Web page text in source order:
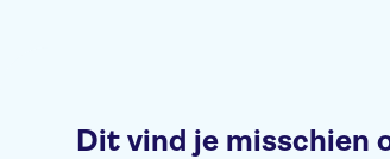
Dit vind je misschien